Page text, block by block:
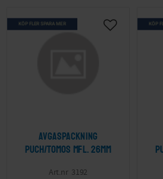
Avgaspackning
Puch/Tomos mfl. 26mm
3192
KÖP FLER SPARA MER
Lägg till i
KÖP